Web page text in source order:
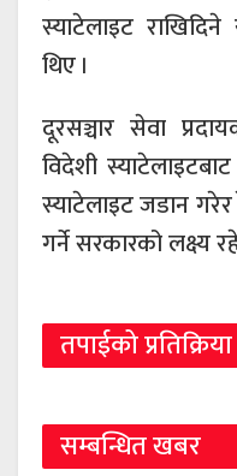
स्याटेलाइट
थिए ।
दूरसञ्चार सेवा
विदेशी
स्याटेलाइट जडान
गर्ने सरकारको लक्ष्य
तपाईको प्रतिक्रिया
सम्बन्धित खबर